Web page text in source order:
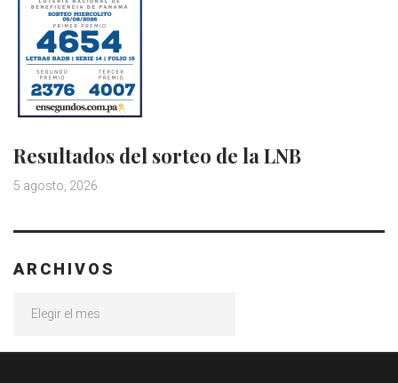
Resultados del sorteo de la LNB
5 agosto, 2026
ARCHIVOS